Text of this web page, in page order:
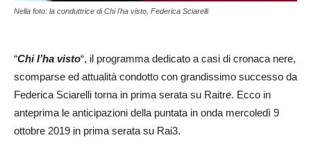
Nella foto: la conduttrice di Chi l'ha visto, Federica Sciarelli
“Chi l’ha visto“, il programma dedicato a casi di cronaca nere,
scomparse ed attualità condotto con grandissimo successo da
Federica Sciarelli torna in prima serata su Raitre. Ecco in
anteprima le anticipazioni della puntata in onda mercoledì 9
ottobre 2019 in prima serata su Rai3.